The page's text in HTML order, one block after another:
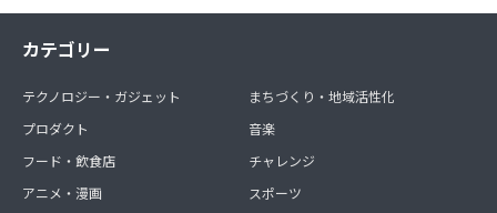
カテゴリー
テクノロジー・ガジェット
プロダクト
フード・飲食店
アニメ・漫画
まちづくり・地域活性化
音楽
チャレンジ
スポーツ